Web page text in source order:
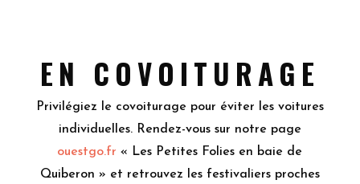
EN COVOITURAGE
Privilégiez le covoiturage pour éviter les voitures
individuelles. Rendez-vous sur notre page
ouestgo.fr « Les Petites Folies en baie de
Quiberon » et retrouvez les festivaliers proches